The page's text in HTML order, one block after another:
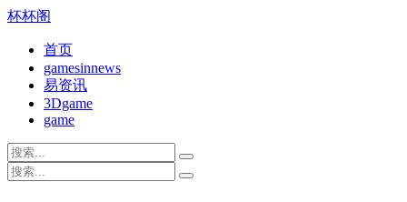
杯杯阁
首页
gamesinnews
易资讯
3Dgame
game